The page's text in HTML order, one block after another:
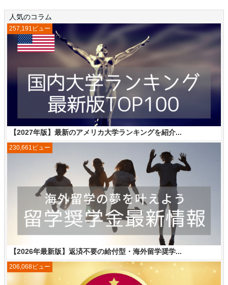
人気のコラム
【2027年版】最新のアメリカ大学ランキングを紹介...
257,191ビュー
【2026年最新版】返済不要の給付型・海外留学奨学...
230,661ビュー
206,068ビュー